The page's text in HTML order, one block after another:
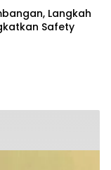
Langkah
Safety